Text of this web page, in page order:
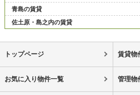
青島の賃貸
佐土原・島之内の賃貸
トップページ 賃貸物
お気に入り物件一覧 管理物